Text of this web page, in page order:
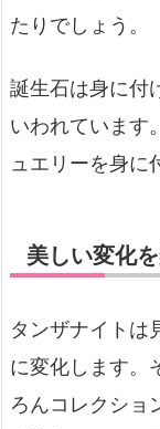
たりでしょう。
誕生石は身に付
いわれています
ュエリーを身に
美しい変化
タンザナイトは
に変化します。
ろんコレクショ